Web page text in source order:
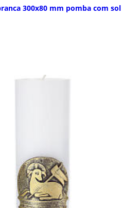
300x80 mm pomba com sol